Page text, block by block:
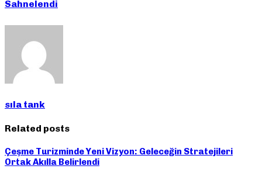
Sahnelendi
sıla tank
Related posts
Çeşme Turizminde Yeni Vizyon: Geleceğin Stratejileri
Ortak Akılla Belirlendi